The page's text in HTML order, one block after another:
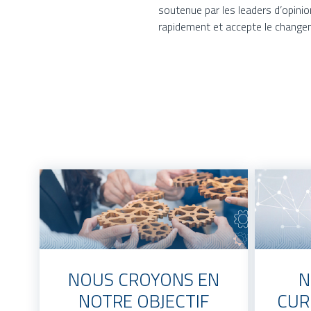
soutenue par les leaders
rapidement et accepte le
NOUS CROYONS EN
NOTRE OBJECTIF